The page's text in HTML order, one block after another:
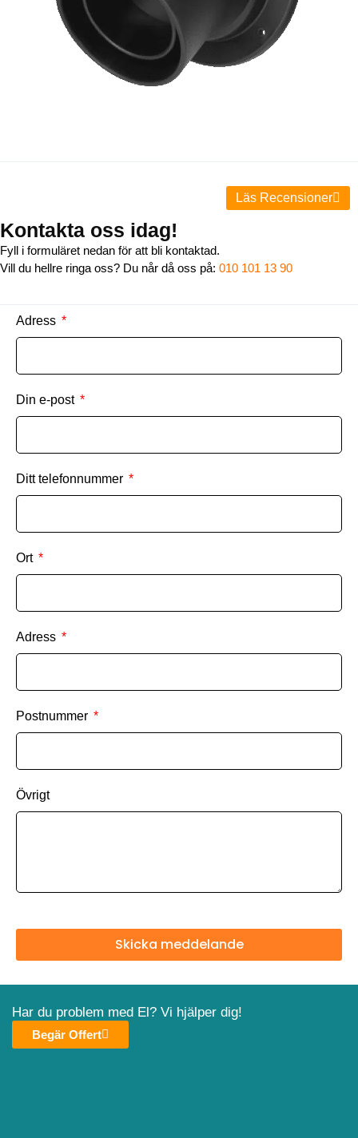
Kontakta oss idag!
Fyll i formuläret nedan för att bli kontaktad.
Vill du hellre ringa oss? Du når då oss på: 010 101 13 90
Läs Recensioner
Adress
Din e-post
Ditt telefonnummer
Ort
Adress
Postnummer
Övrigt
Skicka meddelande
Har du problem med El? Vi hjälper dig!
Begär Offert